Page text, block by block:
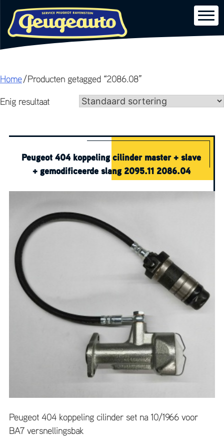
Skip
content
Home/ Producten getagged “2086.08”
Enig resultaat
Peugeot 404 koppeling cilinder master + slave
+ gemodificeerde slang 2095.11 2086.04
Peugeot 404 koppeling cilinder set na 10/1966 voor
BA7 versnellingsbak